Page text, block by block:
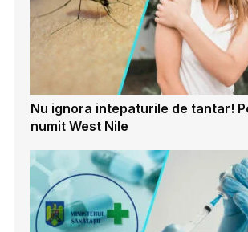
Nu ignora intepaturile de tantar!
numit West Nile